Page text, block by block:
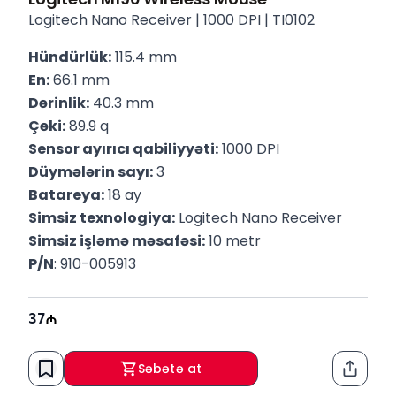
Logitech Nano Receiver | 1000 DPI | TI0102
Hündürlük: 115.4 mm
En: 66.1 mm
Dərinlik: 40.3 mm
Çəki: 89.9 q
Sensor ayırıcı qabiliyyəti: 1000 DPI
Düymələrin sayı: 3
Batareya: 18 ay
Simsiz texnologiya: Logitech Nano Receiver
Simsiz işləmə məsafəsi: 10 metr
P/N: 910-005913
37
Səbətə at